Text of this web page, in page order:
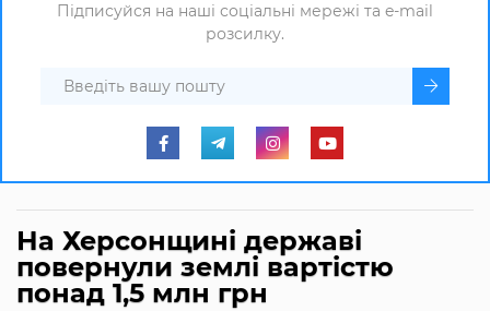
Підписуйся на наші соціальні мережі та e-mail
розсилку.
На Херсонщині державі
повернули землі вартістю
понад 1,5 млн грн